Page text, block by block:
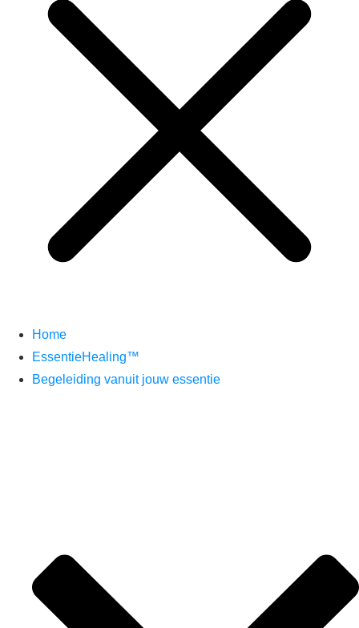
Home
EssentieHealing™
Begeleiding vanuit jouw essentie